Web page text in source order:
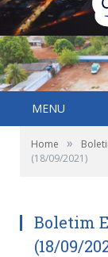
MENU
Home »
(18/09/2021)
Boletim
(18/09/